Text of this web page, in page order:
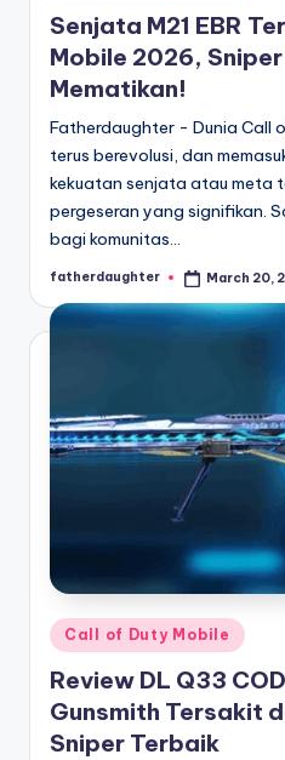
Senjata M21 EBR
Mobile 2026,
Mematikan!
Fatherdaughter - Dunia Call
terus berevolusi, dan
kekuatan senjata atau meta
pergeseran yang signifikan.
bagi komunitas…
Posted
fatherdaughter March 20,
Posted
in
Call of Duty Mobile
Review DL Q33
Gunsmith Tersakit
Sniper Terbaik